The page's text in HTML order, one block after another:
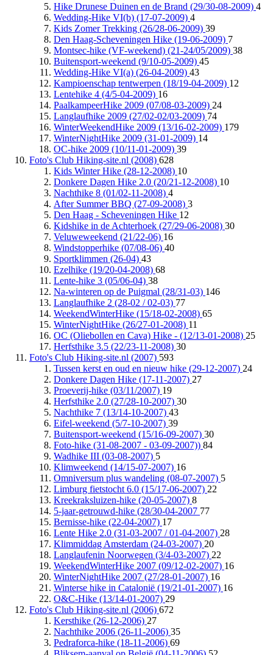
Hike Drunese Duinen en de Brand (29/30-08-2009) 4
Wedding-Hike VI(b) (17-07-2009) 4
Kids Zomer Trekking (26/28-06-2009) 39
Den Haag-Scheveningen Hike (19-06-2009) 7
Montsec-hike (VF-weekend) (21-24/05/2009) 38
Buitensport-weekend (9/10-05-2009) 45
Wedding-Hike VI(a) (26-04-2009) 43
Kampioenschap tentwerpen (18/19-04-2009) 12
Lentehike 4 (4/5-04-2009) 16
PaalkampeerHike 2009 (07/08-03-2009) 24
Langlaufhike 2009 (27/02-02/03-2009) 74
WinterWeekendHike 2009 (13/16-02-2009) 179
WinterNightHike 2009 (31-01-2009) 14
OC-hike 2009 (10/11-01-2009) 39
Foto's Club Hiking-site.nl (2008) 628
Kids Winter Hike (28-12-2008) 10
Donkere Dagen Hike 2.0 (20/21-12-2008) 10
Nachthike 8 (01/02-11-2008) 4
After Summer BBQ (27-09-2008) 3
Den Haag - Scheveningen Hike 12
Kidshike in de Achterhoek (27/29-06-2008) 30
Veluweweekend (21/22-06) 16
Windstopperhike (07/08-06) 40
Sportklimmen (26-04) 43
Ezelhike (19/20-04-2008) 68
Lente-hike 3 (05/06-04) 38
Na-winteren op de Puigmal (28/31-03) 146
Langlaufhike 2 (28-02 / 02-03) 77
WeekendWinterHike (15/18-02-2008) 65
WinterNightHike (26/27-01-2008) 11
OC (Oliebollen en Cava) Hike - (12/13-01-2008) 25
Herfsthike 3.5 (22/23-11-2008) 30
Foto's Club Hiking-site.nl (2007) 593
Tussen kerst en oud en nieuw hike (29-12-2007) 24
Donkere Dagen Hike (17-11-2007) 27
Proeverij-hike (03/11/2007) 19
Herfsthike 2.0 (27/28-10-2007) 30
Nachthike 7 (13/14-10-2007) 43
Eifel-weekend (5/7-10-2007) 39
Buitensport-weekend (15/16-09-2007) 30
Foto-hike (31-08-2007 - 03-09-2007)) 84
Wadhike III (03-08-2007) 5
Klimweekend (14/15-07-2007) 16
Omniversum plus wandeling (08-07-2007) 5
Limburg fietstocht 6.0 (15/17-06-2007) 22
Kreekraksluizen-hike (20-05-2007) 8
5-jaar-getrouwd-hike (28/30-04-2007 77
Bernisse-hike (22-04-2007) 17
Lente Hike 2.0 (31-03-2007 / 01-04-2007) 28
Klimmiddag Amsterdam (24-03-2007) 20
Langlaufenin Noorwegen (3/4-03-2007) 22
WeekendWinterHike 2007 (09/12-02-2007) 16
WinterNightHike 2007 (27/28-01-2007) 16
Winterse hike in Catalonië (19/21-01-2007) 16
O&C-Hike (13/14-01-2007) 29
Foto's Club Hiking-site.nl (2006) 672
Kersthike (26-12-2006) 27
Nachthike 2006 (26-11-2006) 35
Pedraforca-hike (18-11-2006) 69